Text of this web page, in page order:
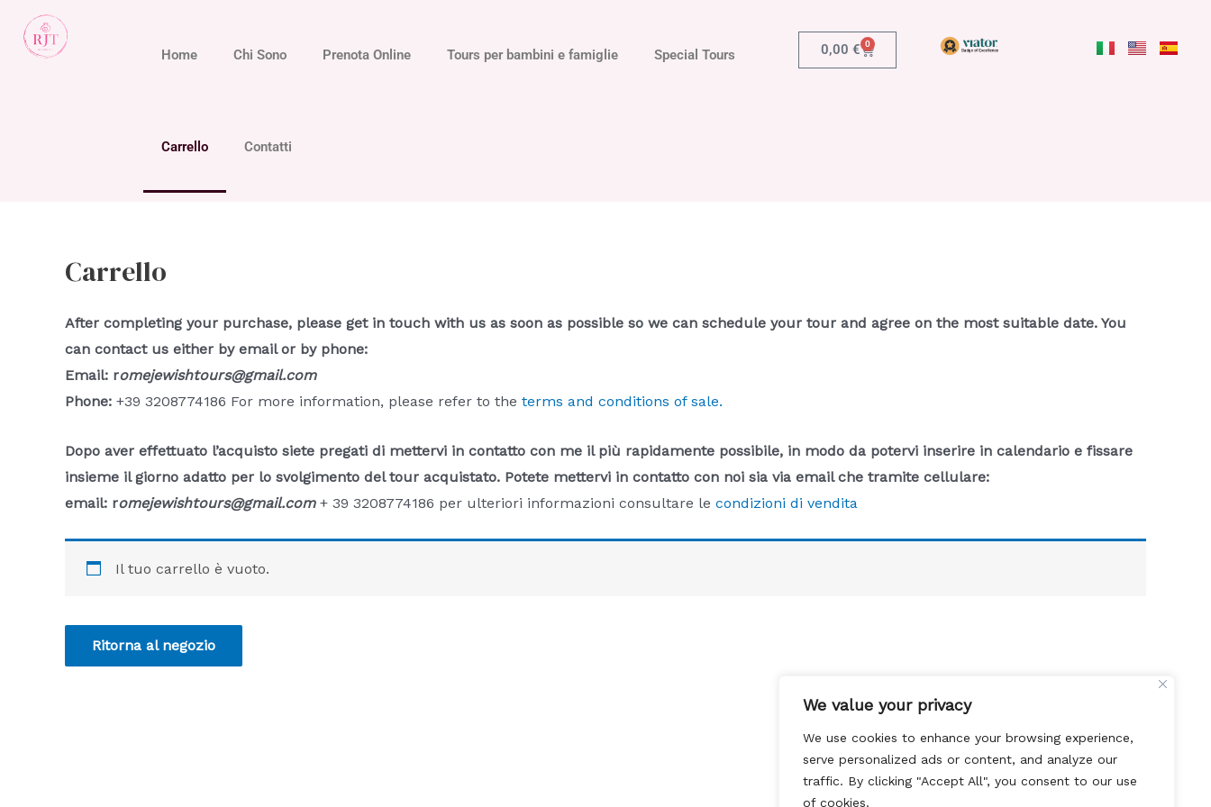
We value your privacy
We use cookies to enhance your browsing experience,
serve personalized ads or content, and analyze our
traffic. By clicking "Accept All", you consent to our use
of cookies.
Home Chi Sono Prenota Online Tours per bambini e famiglie Special Tours
Carrello Contatti
0,00€ 0
Carrello
After completing your purchase, please get in touch with us as soon as possible so we can schedule your tour and agree on the most suitable date. You
can contact us either by email or by phone:
Email: romejewishtours@gmail.com
Phone: +39 3208774186 For more information, please refer to the terms and conditions of sale.
Dopo aver effettuato l’acquisto siete pregati di mettervi in contatto con me il più rapidamente possibile, in modo da potervi inserire in calendario e fissare
insieme il giorno adatto per lo svolgimento del tour acquistato. Potete mettervi in contatto con noi sia via email che tramite cellulare:
email: romejewishtours@gmail.com+ 39 3208774186 per ulteriori informazioni consultare le condizioni di vendita
Il tuo carrello è vuoto.
Ritorna al negozio